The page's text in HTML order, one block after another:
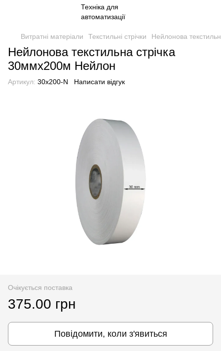
Витратні матеріали Текстильні стрічки Нейлонова
Нейлонова текстильна стрічка
30ммх200м Нейлон
Артикул: 30x200-N Написати відгук
Очікується поставка
375.00 грн
Повідомити, коли з'явиться